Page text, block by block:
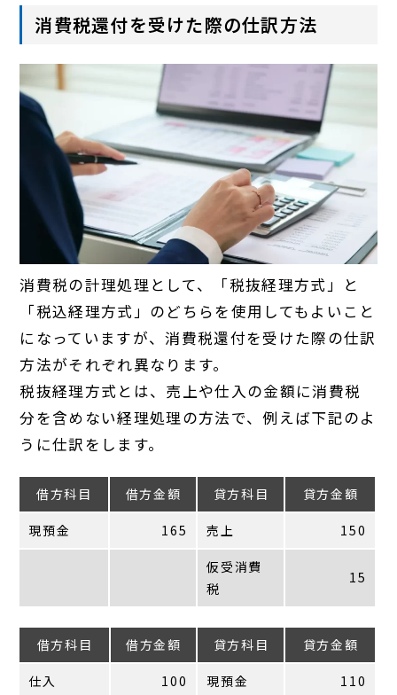
消費税還付を受けた際の仕訳方法
消費税の計理処理として、「税抜経理方式」と
「税込経理方式」のどちらを使用してもよいこと
になっていますが、消費税還付を受けた際の仕訳
方法がそれぞれ異なります。
税抜経理方式とは、売上や仕入の金額に消費税
分を含めない経理処理の方法で、例えば下記のよ
うに仕訳をします。
借方科目 借方金額 貸方科目 貸方金額
現預金 165 売上 150
仮受消費
税
15
借方科目 借方金額 貸方科目 貸方金額
仕入 100 現預金 110